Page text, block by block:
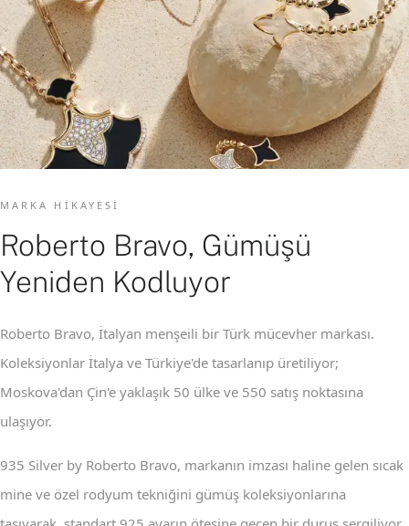
MARKA HIKAYESI
Roberto Bravo, Gümüşü
Yeniden Kodluyor
Roberto Bravo, İtalyan menşeili bir Türk mücevher markası.
Koleksiyonlar İtalya ve Türkiye'de tasarlanıp üretiliyor;
Moskova'dan Çin'e yaklaşık 50 ülke ve 550 satış noktasına
ulaşıyor.
935 Silver by Roberto Bravo, markanın imzası haline gelen sıcak
mine ve özel rodyum tekniğini gümüş koleksiyonlarına